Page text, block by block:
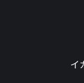
イ